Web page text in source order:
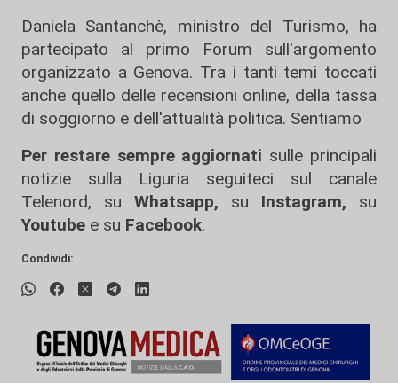
Daniela Santanchè, ministro del Turismo, ha
partecipato al primo Forum sull'argomento
organizzato a Genova. Tra i tanti temi toccati
anche quello delle recensioni online, della tassa
di soggiorno e dell'attualità politica. Sentiamo
Per restare sempre aggiornati sulle principali
notizie sulla Liguria seguiteci sul canale
Telenord, su
Whatsapp, su Instagram, su
Youtube e su Facebook.
Condividi: